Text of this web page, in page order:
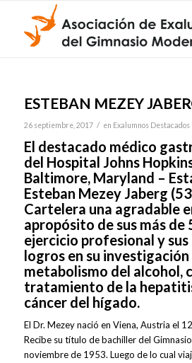
ESTEBAN MEZEY
26 septiembre, 2017 / en Exalumnos Destacados
El destacado médico
del Hospital Johns
Baltimore, Maryland –
Esteban Mezey Jaberg
Cartelera una agradable
apropósito de sus más de
ejercicio profesional y
logros en su investigación
metabolismo del alcohol,
tratamiento de la
cáncer del hígado.
El Dr. Mezey nació en Viena, Austria el
Recibe su título de bachiller del
noviembre de 1953. Luego de lo cual